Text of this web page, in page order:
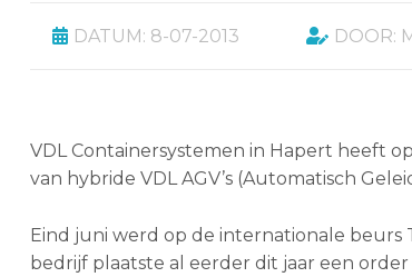
DATUM: 8-07-2013 DOOR:
VDL Containersystemen in Hapert heeft
van hybride VDL AGV’s (Automatisch
Eind juni werd op de internationale
bedrijf plaatste al eerder dit jaar een order